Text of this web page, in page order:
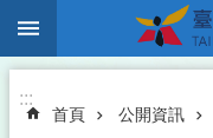
跳到主要內容區塊
:::
首頁 公開資訊